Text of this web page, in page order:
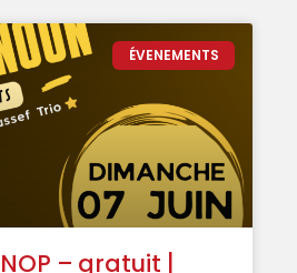
ÉVENEMENTS
– gratuit |